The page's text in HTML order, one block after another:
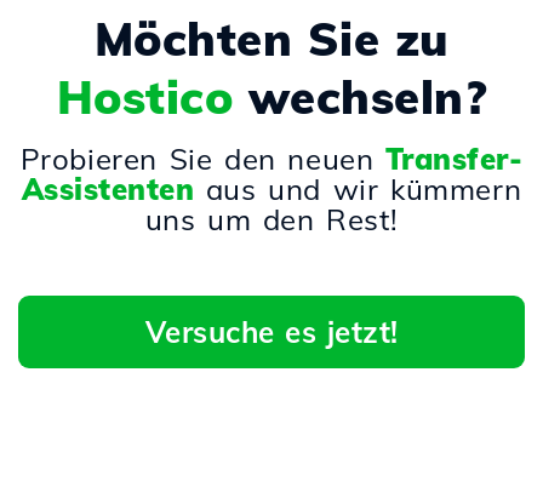
Möchten Sie zu
Hostico wechseln?
Probieren Sie den neuen Transfer-
Assistenten aus und wir kümmern
uns um den Rest!
Versuche es jetzt!